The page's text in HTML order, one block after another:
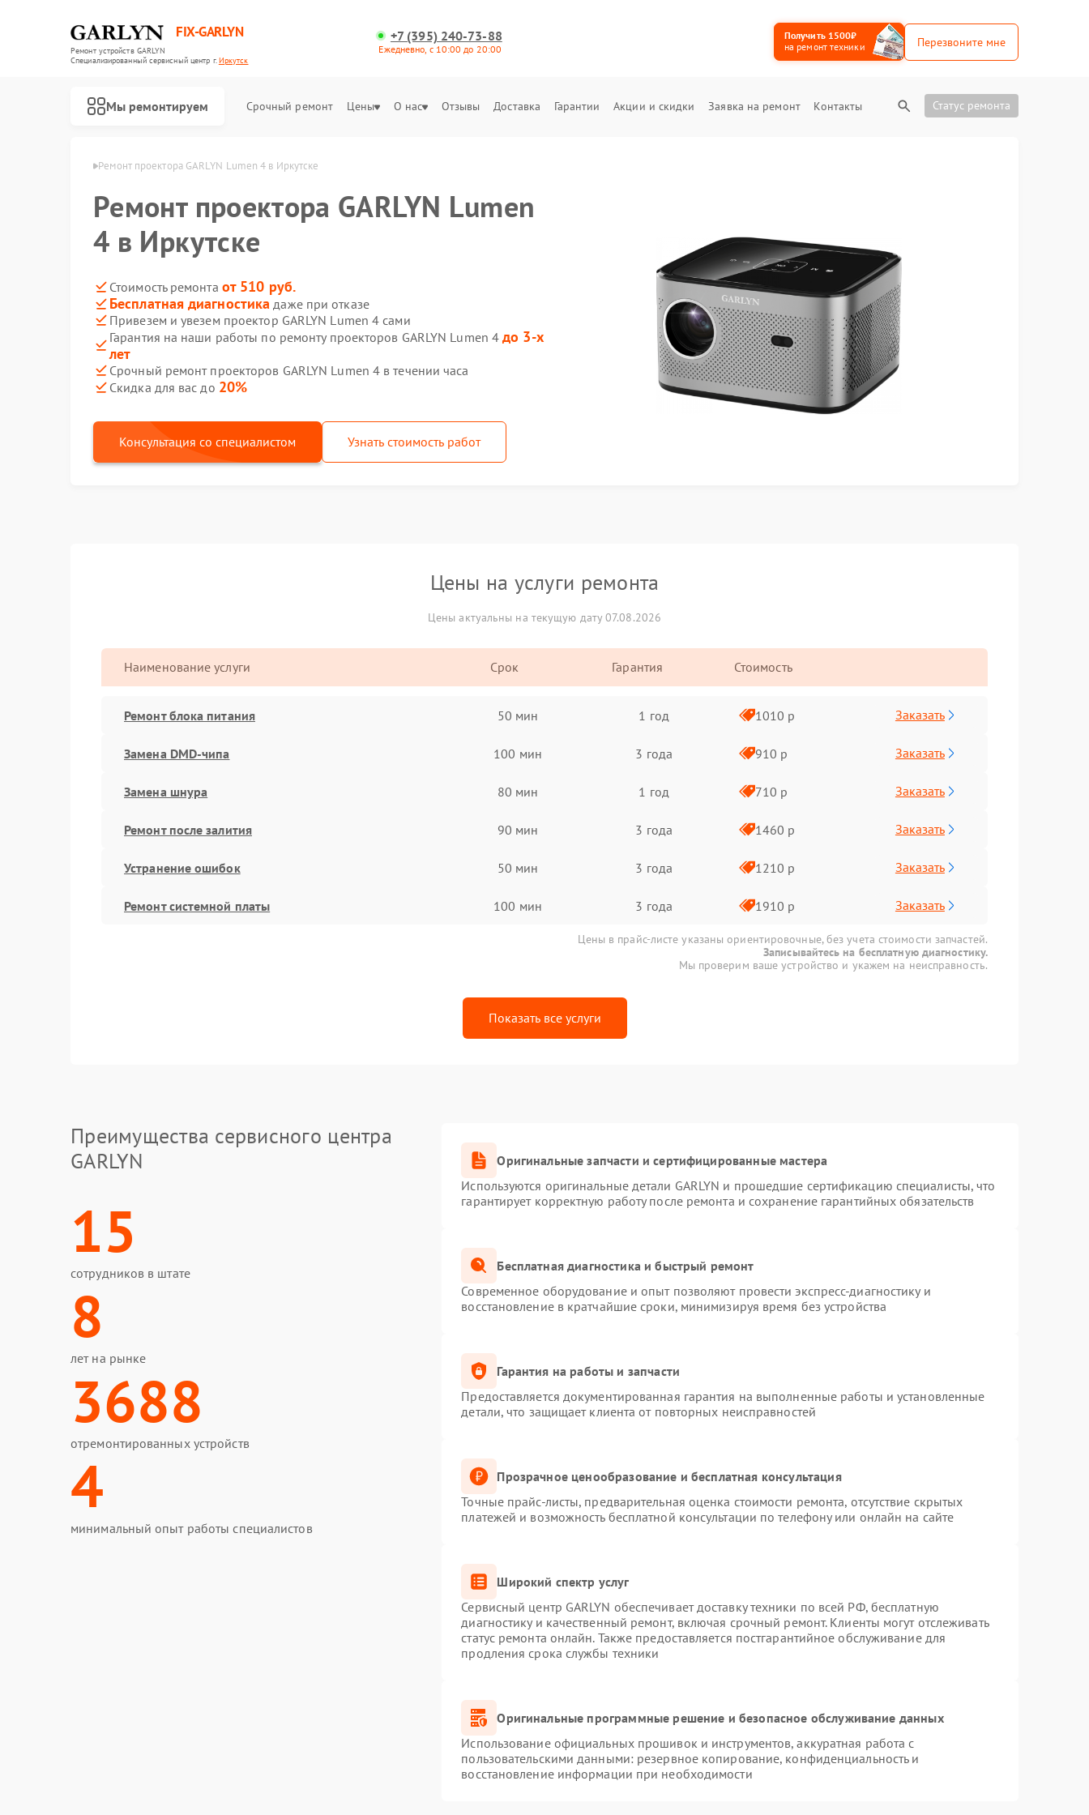
FIX-GARLYN
Ремонт устройств GARLYN
Специализированный cервисный центр г.Иркутск
+7 (395) 240-73-88
Ежедневно, с 10:00 до 20:00
Получить 1500₽
на ремонт техники
Перезвоните мне
Мы ремонтируем Срочный ремонт Цены О нас Отзывы Доставка Гарантии Акции и скидки Заявка на ремонт Контакты Статус ремонта
в Иркутске Ремонт проектора GARLYN Lumen 4 в Иркутске
Ремонт проектора GARLYN Lumen
4 в Иркутске
Стоимость ремонта от 510 руб.
Бесплатная диагностика даже при отказе
Привезем и увезем проектор GARLYN Lumen 4 сами
Гарантия на наши работы по ремонту проекторов GARLYN Lumen 4до 3-х
лет
Срочный ремонт проекторов GARLYN Lumen 4 в течении часа
Скидка для вас до 20%
Консультация со специалистом Узнать стоимость работ
Цены на услуги ремонта
Цены актуальны на текущую дату 07.08.2026
Наименование услуги Срок Гарантия Стоимость
Ремонт блока питания 50 мин 1 год 1010 р Заказать
Замена DMD-чипа 100 мин 3 года 910 р Заказать
Замена шнура 80 мин 1 год 710 р Заказать
Ремонт после залития 90 мин 3 года 1460 р Заказать
Устранение ошибок 50 мин 3 года 1210 р Заказать
Ремонт системной платы 100 мин 3 года 1910 р Заказать
Цены в прайс-листе указаны ориентировочные, без учета стоимости запчастей.
Записывайтесь на бесплатную диагностику.
Мы проверим ваше устройство и укажем на неисправность.
Показать все услуги
Преимущества сервисного центра
GARLYN
15
сотрудников в штате
8
лет на рынке
3688
отремонтированных устройств
4
минимальный опыт работы специалистов
Оригинальные запчасти и сертифицированные мастера
Используются оригинальные детали GARLYN и прошедшие сертификацию специалисты, что
гарантирует корректную работу после ремонта и сохранение гарантийных обязательств
Бесплатная диагностика и быстрый ремонт
Современное оборудование и опыт позволяют провести экспресс-диагностику и
восстановление в кратчайшие сроки, минимизируя время без устройства
Гарантия на работы и запчасти
Предоставляется документированная гарантия на выполненные работы и установленные
детали, что защищает клиента от повторных неисправностей
Прозрачное ценообразование и бесплатная консультация
Точные прайс-листы, предварительная оценка стоимости ремонта, отсутствие скрытых
платежей и возможность бесплатной консультации по телефону или онлайн на сайте
Широкий спектр услуг
Сервисный центр GARLYN обеспечивает доставку техники по всей РФ, бесплатную
диагностику и качественный ремонт, включая срочный ремонт. Клиенты могут отслеживать
статус ремонта онлайн. Также предоставляется постгарантийное обслуживание для
продления срока службы техники
Оригинальные программные решение и безопасное обслуживание данных
Использование официальных прошивок и инструментов, аккуратная работа с
пользовательскими данными: резервное копирование, конфиденциальность и
восстановление информации при необходимости